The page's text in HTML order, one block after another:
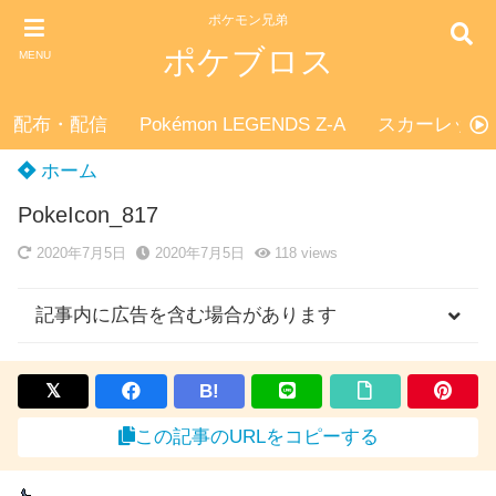
MENU
ポケモン兄弟
ポケブロス
配布・配信 Pokémon LEGENDS Z-A スカーレッ
ホーム
PokeIcon_817
2020年7月5日 2020年7月5日 118views
記事内に広告を含む場合があります
B!
この記事のURLをコピーする